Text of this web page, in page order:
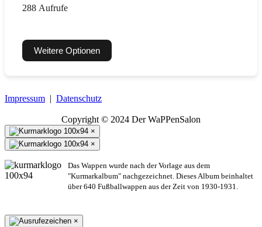
288 Aufrufe
Weitere Optionen
Impressum | Datenschutz
Copyright © 2024 Der WaPPenSalon
×
×
Das Wappen wurde nach der Vorlage aus dem
"Kurmarkalbum" nachgezeichnet. Dieses Album beinhaltet
über 640 Fußballwappen aus der Zeit von 1930-1931.
×